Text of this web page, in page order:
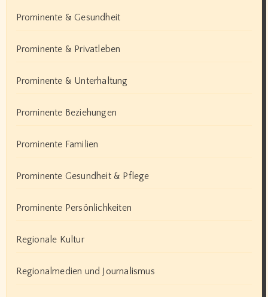
Prominente & Gesundheit
Prominente & Privatleben
Prominente & Unterhaltung
Prominente Beziehungen
Prominente Familien
Prominente Gesundheit & Pflege
Prominente Persönlichkeiten
Regionale Kultur
Regionalmedien und Journalismus